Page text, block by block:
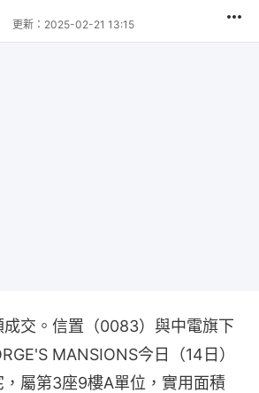
更新： 2025-02-21 13:15
交。信置（0083）與中電旗下
MANSIONS今日（14日）
屬第3座9樓A單位，實用面積